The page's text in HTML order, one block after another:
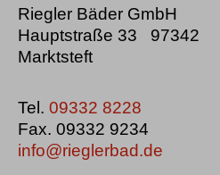
Riegler Bäder GmbH
Hauptstraße 33 97342
Marktsteft
Tel. 09332 8228
Fax. 09332 9234
info@rieglerbad.de